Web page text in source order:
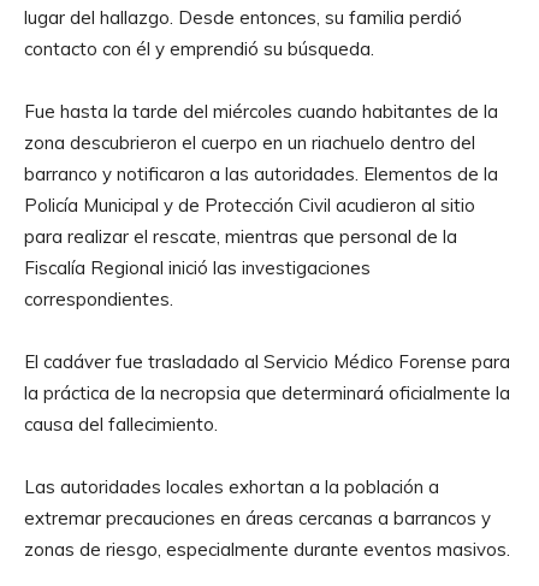
lugar del hallazgo. Desde entonces, su familia perdió
contacto con él y emprendió su búsqueda.
Fue hasta la tarde del miércoles cuando habitantes de la
zona descubrieron el cuerpo en un riachuelo dentro del
barranco y notificaron a las autoridades. Elementos de la
Policía Municipal y de Protección Civil acudieron al sitio
para realizar el rescate, mientras que personal de la
Fiscalía Regional inició las investigaciones
correspondientes.
El cadáver fue trasladado al Servicio Médico Forense para
la práctica de la necropsia que determinará oficialmente la
causa del fallecimiento.
Las autoridades locales exhortan a la población a
extremar precauciones en áreas cercanas a barrancos y
zonas de riesgo, especialmente durante eventos masivos.